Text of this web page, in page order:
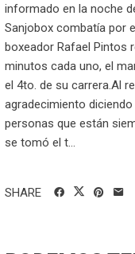
informado en la noche
Sanjobox combatía por
boxeador Rafael Pintos
minutos cada uno, el
el 4to. de su carrera.Al
agradecimiento
personas que están
se tomó el t...
SHARE